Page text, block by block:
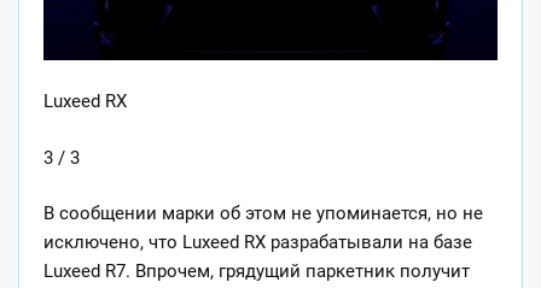
Luxeed RX
3 / 3
В сообщении марки об этом не упоминается, но не
исключено, что Luxeed RX разрабатывали на базе
Luxeed R7. Впрочем, грядущий паркетник получит